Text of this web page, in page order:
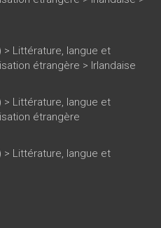
> Littérature, langue et
étrangère > Irlandaise
> Littérature, langue et
étrangère
> Littérature, langue et